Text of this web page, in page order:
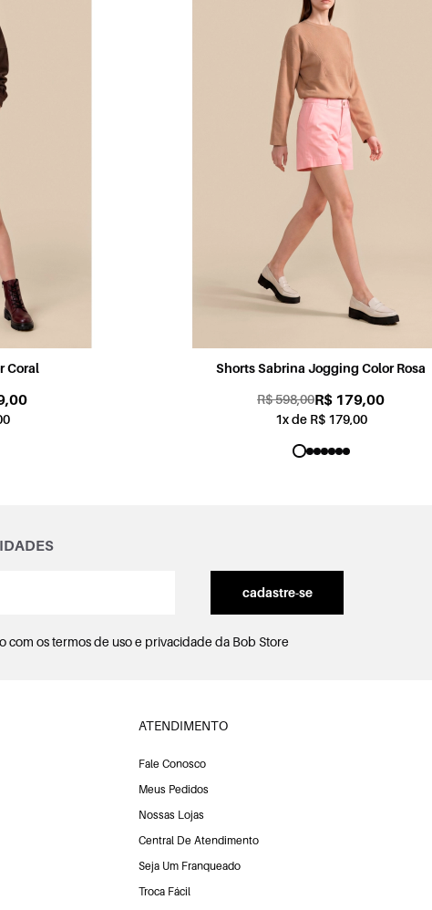
Coral
Shorts Sabrina Jogging Color Rosa
R$ 598,00R$ 179,00
1x de R$ 179,00
cadastre-se
com ostermos de uso e privacidadeda Bob Store
ATENDIMENTO
Fale Conosco
Meus Pedidos
Nossas Lojas
Central De Atendimento
Seja Um Franqueado
Troca Fácil